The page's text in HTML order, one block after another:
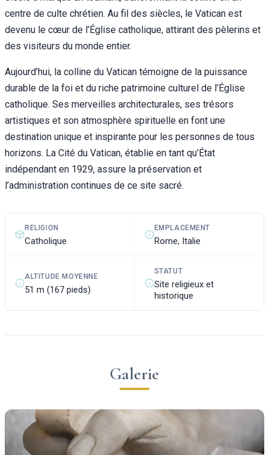
centre de culte chrétien. Au fil des siècles, le Vatican est
devenu le cœur de l’Église catholique, attirant des pèlerins et
des visiteurs du monde entier.
Aujourd’hui, la colline du Vatican témoigne de la puissance
durable de la foi et du riche patrimoine culturel de l’Église
catholique. Ses merveilles architecturales, ses trésors
artistiques et son atmosphère spirituelle en font une
destination unique et inspirante pour les personnes de tous
horizons. La Cité du Vatican, établie en tant qu’État
indépendant en 1929, assure la préservation et
l’administration continues de ce site sacré.
RELIGION
Catholique
EMPLACEMENT
Rome, Italie
ALTITUDE MOYENNE
51 m (167 pieds)
STATUT
Site religieux et
historique
Galerie